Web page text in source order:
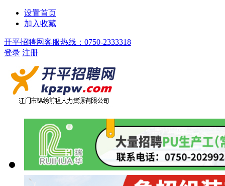
设置首页
加入收藏
开平招聘网客服热线：0750-2333318
登录 注册